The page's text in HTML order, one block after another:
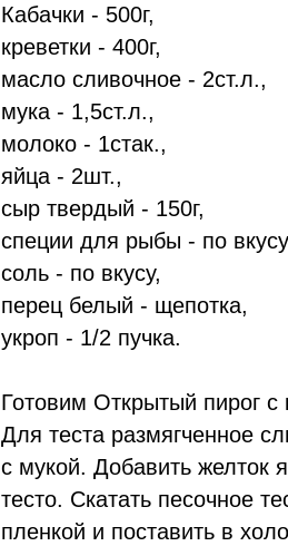
Кабачки - 500г,
креветки - 400г,
масло сливочное - 2ст.л.,
мука - 1,5ст.л.,
молоко - 1стак.,
яйца - 2шт.,
сыр твердый - 150г,
специи для рыбы - по
соль - по вкусу,
перец белый - щепотка,
укроп - 1/2 пучка.
Готовим Открытый пирог с
Для теста размягченное
с мукой. Добавить желток
тесто. Скатать песочное
пленкой и поставить в